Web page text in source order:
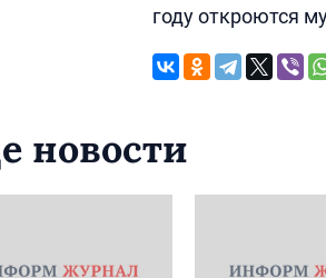
году откроются
новости